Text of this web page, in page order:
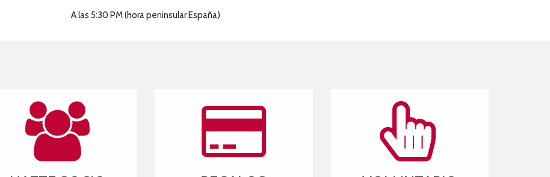
A las 5:30 PM (hora peninsular España)